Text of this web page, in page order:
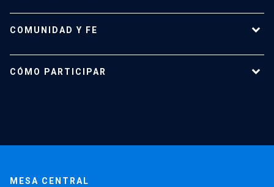
Historia
COMUNIDAD Y FE
CÓMO PARTICIPAR
MESA CENTRAL